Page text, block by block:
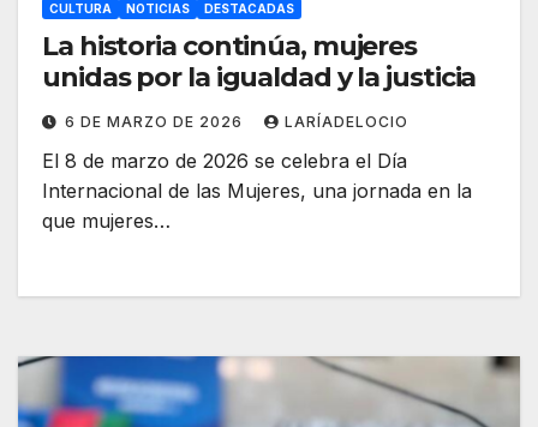
CULTURA NOTICIAS DESTACADAS
La historia continúa, mujeres
unidas por la igualdad y la justicia
6 DE MARZO DE 2026 LARÍADELOCIO
El 8 de marzo de 2026 se celebra el Día
Internacional de las Mujeres, una jornada en la
que mujeres…